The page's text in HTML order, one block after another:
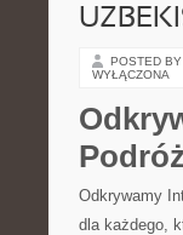
POSTED BY
WYŁĄCZONA
Odkrywamy
dla każdego,